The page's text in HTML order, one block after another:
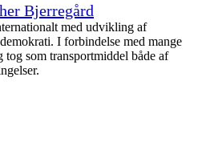
Bjerregård
med udvikling af
I forbindelse med mange
som transportmiddel både af